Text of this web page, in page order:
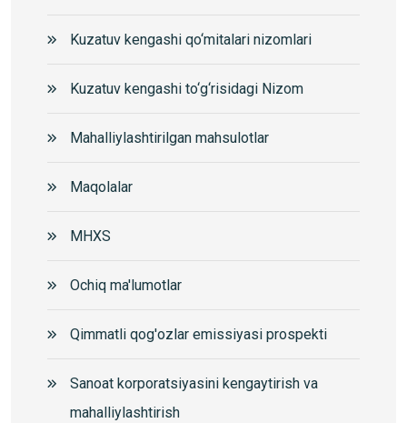
Kuzatuv kengashi qo‘mitalari nizomlari
Kuzatuv kengashi to‘g‘risidagi Nizom
Mahalliylashtirilgan mahsulotlar
Maqolalar
MHXS
Ochiq ma'lumotlar
Qimmatli qog'ozlar emissiyasi prospekti
Sanoat korporatsiyasini kengaytirish va
mahalliylashtirish